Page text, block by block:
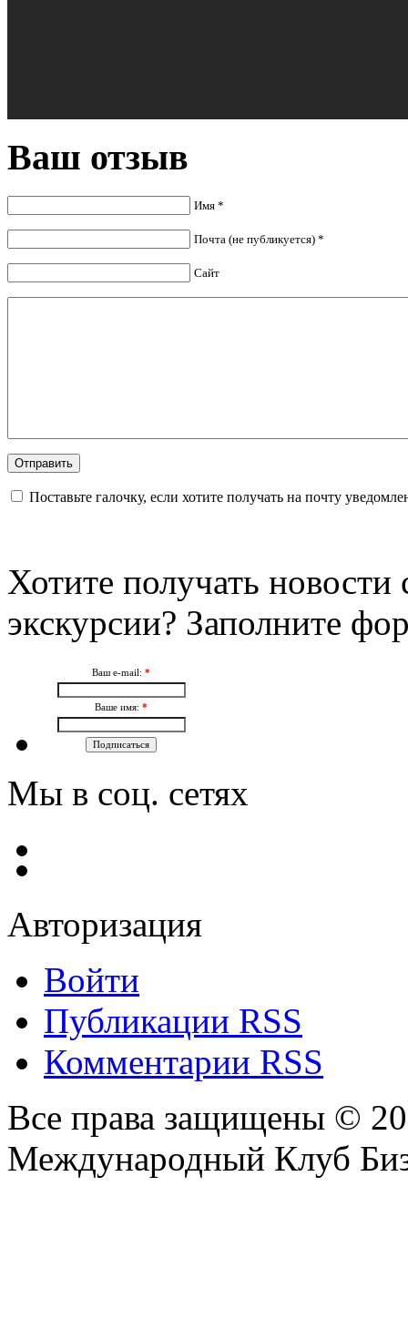
Ваш отзыв
Имя *
Почта (не публикуется) *
Сайт
Поставьте галочку, если хотите получать на почту
Хотите получать
экскурсии? Заполните
Ваш e-mail: *
Ваше имя: *
Мы в соц. сетях
Авторизация
Войти
Публикации RSS
Комментарии RSS
Все права защищены ©
Международный Клуб